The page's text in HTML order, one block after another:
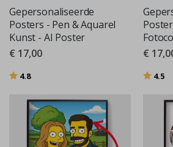
Gepersonaliseerde
Posters - Pen & Aquarel
Kunst - AI Poster
€ 17,00
Beoordeling:
4.8uit 5 sterren
€
4.5